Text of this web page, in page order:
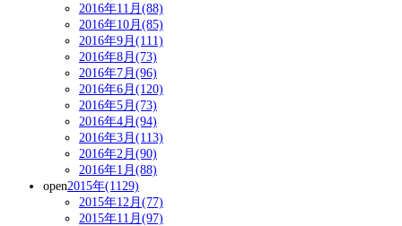
2016年11月(88)
2016年10月(85)
2016年9月(111)
2016年8月(73)
2016年7月(96)
2016年6月(120)
2016年5月(73)
2016年4月(94)
2016年3月(113)
2016年2月(90)
2016年1月(88)
open2015年(1129)
2015年12月(77)
2015年11月(97)